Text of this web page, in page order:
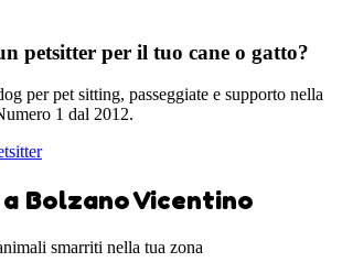
petsitter per il tuo cane o gatto?
per pet sitting, passeggiate e supporto nella
1 dal 2012.
Bolzano Vicentino
smarriti nella tua zona